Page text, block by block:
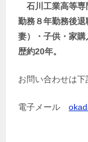
石川工業高等専
勤務８年勤務後
妻）・子供・家
歴約20年。
お問い合わせは下
電子メール